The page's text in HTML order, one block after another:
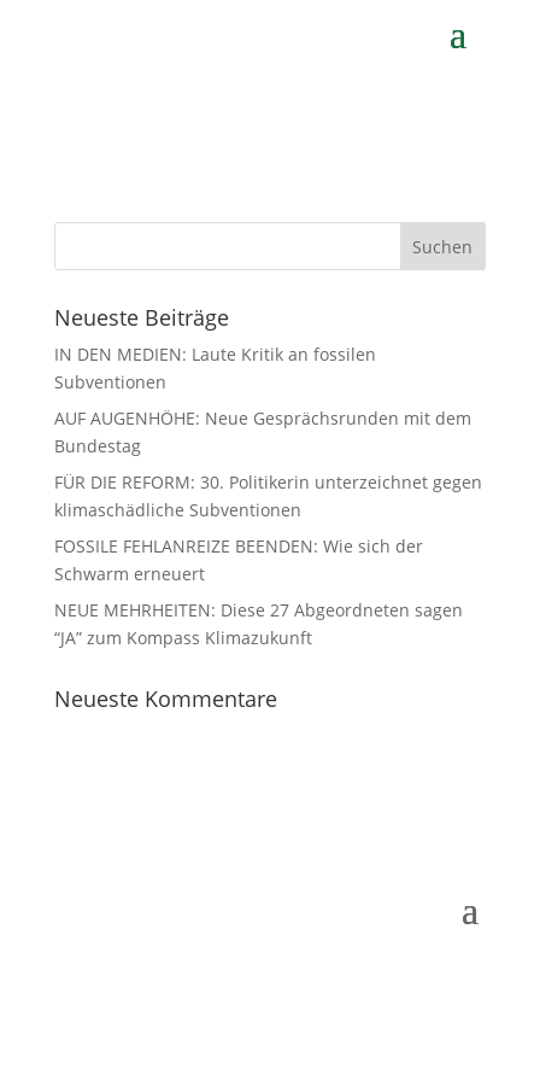
Neueste Beiträge
IN DEN MEDIEN: Laute Kritik an fossilen
Subventionen
AUF AUGENHÖHE: Neue Gesprächsrunden mit dem
Bundestag
FÜR DIE REFORM: 30. Politikerin unterzeichnet gegen
klimaschädliche Subventionen
FOSSILE FEHLANREIZE BEENDEN: Wie sich der
Schwarm erneuert
NEUE MEHRHEITEN: Diese 27 Abgeordneten sagen
“JA” zum Kompass Klimazukunft
Neueste Kommentare